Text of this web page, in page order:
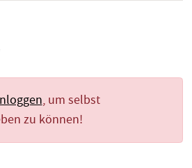
, um selbst
zu können!